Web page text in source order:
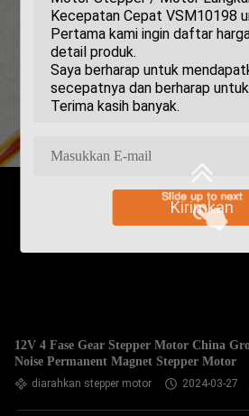
Kirimkan
12V 4 Fase Gear Stepper Motor China
Noise Permanent Magnet Stepper Motor
diarahkan stepper motor 2024-03-27